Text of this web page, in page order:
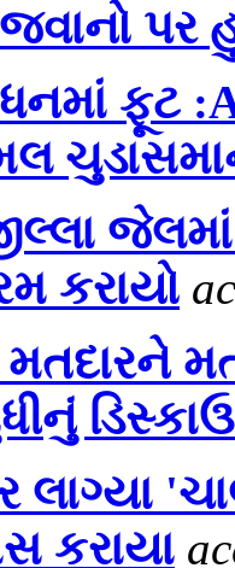
જવાનો
ફૂટ
જેલમાં
કરાયો
લાગ્યા
કરાયા